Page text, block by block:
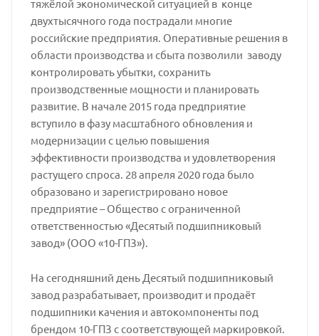
тяжёлой экономической ситуацией в конце
двухтысячного года пострадали многие
российские предприятия. Оперативные решения в
области производства и сбыта позволили заводу
контролировать убытки, сохранить
производственные мощности и планировать
развитие. В начале 2015 года предприятие
вступило в фазу масштабного обновления и
модернизации с целью повышения
эффективности производства и удовлетворения
растущего спроса. 28 апреля 2020 года было
образовано и зарегистрировано новое
предприятие – Общество с ограниченной
ответственностью «Десятый подшипниковый
завод» (ООО «10-ГПЗ»).
На сегодняшний день Десятый подшипниковый
завод разрабатывает, производит и продаёт
подшипники качения и автокомпоненты под
брендом 10-ГПЗ с соответствующей маркировкой.